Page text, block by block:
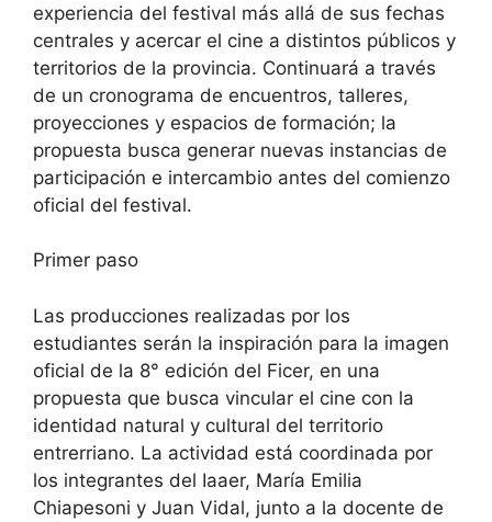
experiencia del festival más allá de sus fechas
centrales y acercar el cine a distintos públicos y
territorios de la provincia. Continuará a través
de un cronograma de encuentros, talleres,
proyecciones y espacios de formación; la
propuesta busca generar nuevas instancias de
participación e intercambio antes del comienzo
oficial del festival.
Primer paso
Las producciones realizadas por los
estudiantes serán la inspiración para la imagen
oficial de la 8° edición del Ficer, en una
propuesta que busca vincular el cine con la
identidad natural y cultural del territorio
entrerriano. La actividad está coordinada por
los integrantes del Iaaer, María Emilia
Chiapesoni y Juan Vidal, junto a la docente de